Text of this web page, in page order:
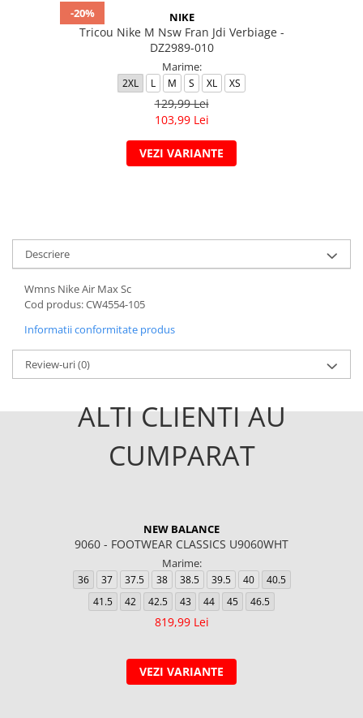
-20% NIKE
Tricou Nike M Nsw Fran Jdi Verbiage -
DZ2989-010
Marime:
2XL L M S XL XS
129,99 Lei
103,99 Lei
VEZI VARIANTE
Descriere
Wmns Nike Air Max Sc
Cod produs: CW4554-105
Informatii conformitate produs
Review-uri(0)
ALTI CLIENTI AU
CUMPARAT
NEW BALANCE
9060 - FOOTWEAR CLASSICS U9060WHT
Marime:
36 37 37.5 38 38.5 39.5 40
40.5
41.5
42 42.5 43 44 45 46.5
819,99 Lei
VEZI VARIANTE